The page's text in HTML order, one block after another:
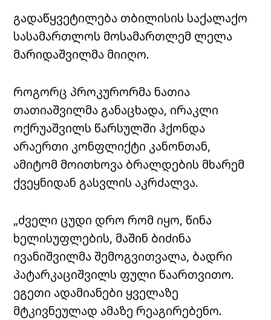
გადაწყვეტილება თბილისის საქალაქო
სასამართლოს მოსამართლემ ლელა
მარიდაშვილმა მიიღო.
როგორც პროკურორმა ნათია
თათიაშვილმა განაცხადა, ირაკლი
ოქრუაშვილს წარსულში ჰქონდა
არაერთი კონფლიქტი კანონთან,
ამიტომ მოითხოვა ბრალდების მხარემ
ქვეყნიდან გასვლის აკრძალვა.
„ძველი ცუდი დრო რომ იყო, წინა
ხელისუფლების, მაშინ ბიძინა
ივანიშვილმა შემოგვითვალა, ბადრი
პატარკაციშვილს ფული წაართვითო.
ეგეთი ადამიანები ყველაზე
მტკივნეულად ამაზე რეაგირებენო.